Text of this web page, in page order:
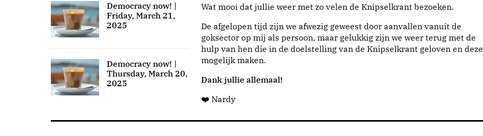
Democracy now! |
Friday, March 21,
2025
Democracy now! |
Thursday, March 20,
2025
Wat mooi dat jullie weer met zo velen de Knipselkrant bezoeken.
De afgelopen tijd zijn we afwezig geweest door aanvallen vanuit de
goksector op mij als persoon, maar gelukkig zijn we weer terug met de
hulp van hen die in de doelstelling van de Knipselkrant geloven en deze
mogelijk maken.
Dank jullie allemaal!
❤️ Nardy